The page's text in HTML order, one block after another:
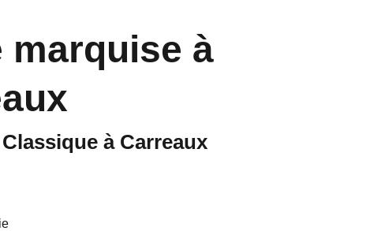
marquise à
à Carreaux